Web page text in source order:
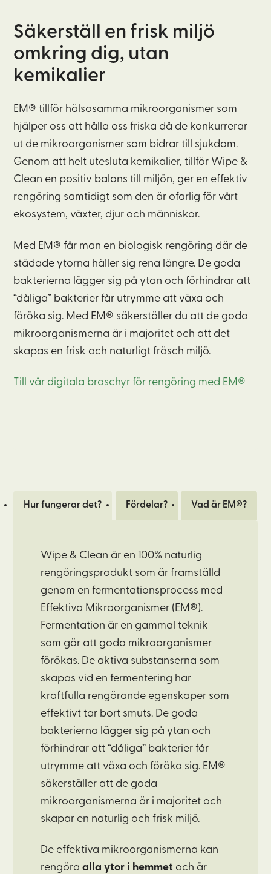
Säkerställ en frisk miljö
omkring dig, utan
kemikalier
EM® tillför hälsosamma mikroorganismer som
hjälper oss att hålla oss friska då de konkurrerar
ut de mikroorganismer som bidrar till sjukdom.
Genom att helt utesluta kemikalier, tillför Wipe &
Clean en positiv balans till miljön, ger en effektiv
rengöring samtidigt som den är ofarlig för vårt
ekosystem, växter, djur och människor.
Med EM® får man en biologisk rengöring där de
städade ytorna håller sig rena längre. De goda
bakterierna lägger sig på ytan och förhindrar att
“dåliga” bakterier får utrymme att växa och
föröka sig. Med EM® säkerställer du att de goda
mikroorganismerna är i majoritet och att det
skapas en frisk och naturligt fräsch miljö.
Till vår digitala broschyr för rengöring med EM®
Hur fungerar det? Fördelar? Vad är EM®?
Wipe & Clean är en 100% naturlig
rengöringsprodukt som är framställd
genom en fermentationsprocess med
Effektiva Mikroorganismer (EM®).
Fermentation är en gammal teknik
som gör att goda mikroorganismer
förökas. De aktiva substanserna som
skapas vid en fermentering har
kraftfulla rengörande egenskaper som
effektivt tar bort smuts. De goda
bakterierna lägger sig på ytan och
förhindrar att “dåliga” bakterier får
utrymme att växa och föröka sig. EM®
säkerställer att de goda
mikroorganismerna är i majoritet och
skapar en naturlig och frisk miljö.
De effektiva mikroorganismerna kan
rengöra alla ytor i hemmet och är